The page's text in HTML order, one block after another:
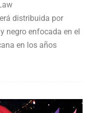
distribuida por
negro enfocada en el
en los años